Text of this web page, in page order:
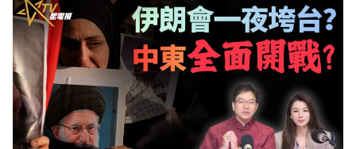
｜
梁
建
鋒
｜
琛
琛
2.5
個
神
家
的
混